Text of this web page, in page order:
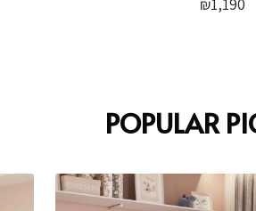
₪1,190
POPULAR